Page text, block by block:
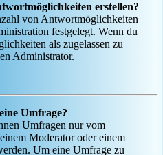
erstellen?
von Antwortmöglichkeiten
festgelegt. Wenn du
als zugelassen zu
Administrator.
Umfrage?
Umfragen nur vom
Moderator oder einem
Um eine Umfrage zu